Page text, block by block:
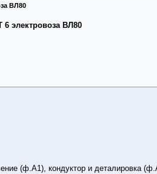
ВЛ80
6 электровоза ВЛ80
(ф.А1), кондуктор и деталировка